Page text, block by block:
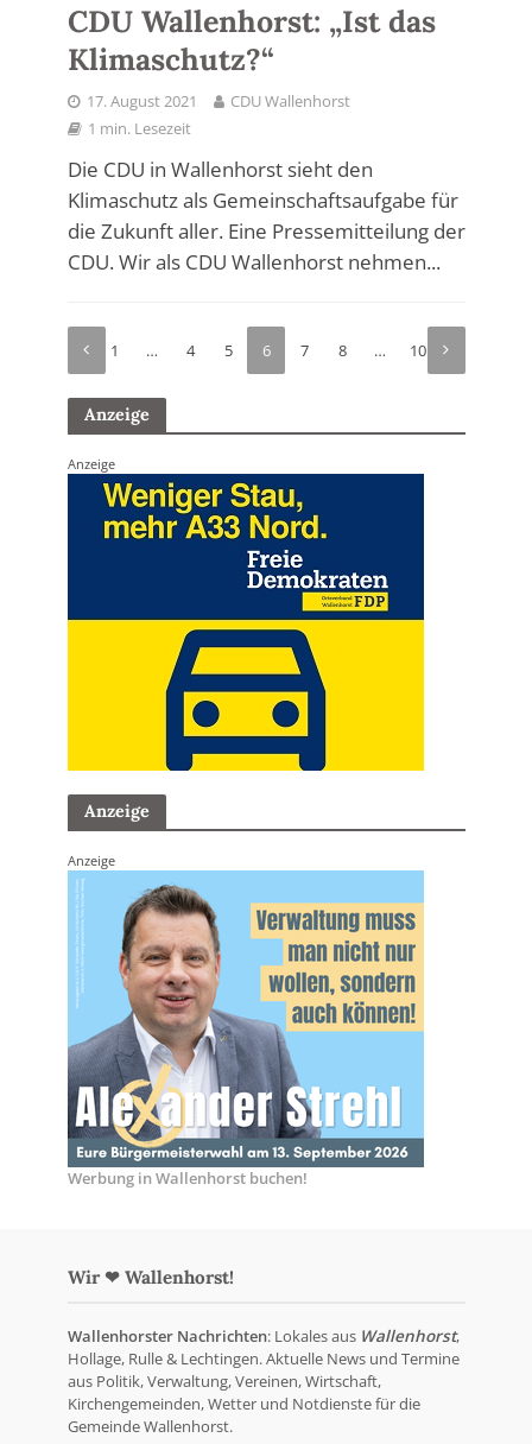
CDU Wallenhorst: „Ist das
Klimaschutz?“
17. August 2021
CDU Wallenhorst
1 min. Lesezeit
Die CDU in Wallenhorst sieht den
Klimaschutz als Gemeinschaftsaufgabe für
die Zukunft aller. Eine Pressemitteilung der
CDU. Wir als CDU Wallenhorst nehmen...
1 … 4 5 6 7 8 … 10
Anzeige
Anzeige
Anzeige
Anzeige
Werbung in Wallenhorst buchen!
Wir ❤ Wallenhorst!
Wallenhorster Nachrichten: Lokales aus Wallenhorst,
Hollage, Rulle & Lechtingen. Aktuelle News und Termine
aus Politik, Verwaltung, Vereinen, Wirtschaft,
Kirchengemeinden, Wetter und Notdienste für die
Gemeinde Wallenhorst.